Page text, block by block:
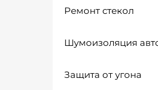
Ремонт стекол
Шумоизоляция
Защита от угона